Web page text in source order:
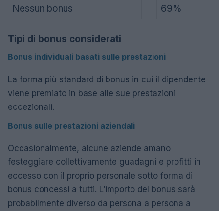
Nessun bonus 69%
Tipi di bonus considerati
Bonus individuali basati sulle prestazioni
La forma più standard di bonus in cui il dipendente
viene premiato in base alle sue prestazioni
eccezionali.
Bonus sulle prestazioni aziendali
Occasionalmente, alcune aziende amano
festeggiare collettivamente guadagni e profitti in
eccesso con il proprio personale sotto forma di
bonus concessi a tutti. L’importo del bonus sarà
probabilmente diverso da persona a persona a